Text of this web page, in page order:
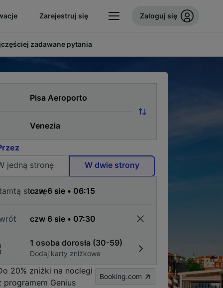
Zarejestruj się Zaloguj się
zadawane pytania
jedną stronę
W dwie strony
stronę
1 osoba dorosła (30-59)
Dodaj karty zniżkowe
20% zniżki na noclegi
programem Genius
Booking.com